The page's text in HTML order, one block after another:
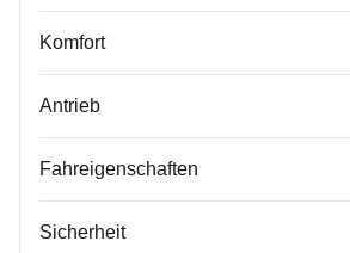
Komfort
Antrieb
Fahreigenschaften
Sicherheit